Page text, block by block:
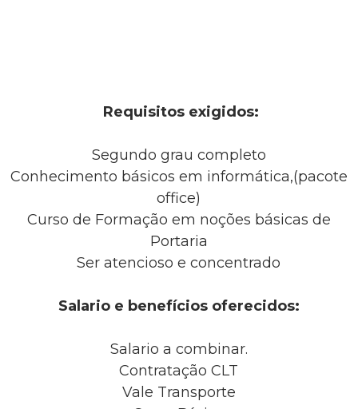
Requisitos exigidos:
Segundo grau completo
Conhecimento básicos em informática,(pacote
office)
Curso de Formação em noções básicas de
Portaria
Ser atencioso e concentrado
Salario e benefícios oferecidos:
Salario a combinar.
Contratação CLT
Vale Transporte